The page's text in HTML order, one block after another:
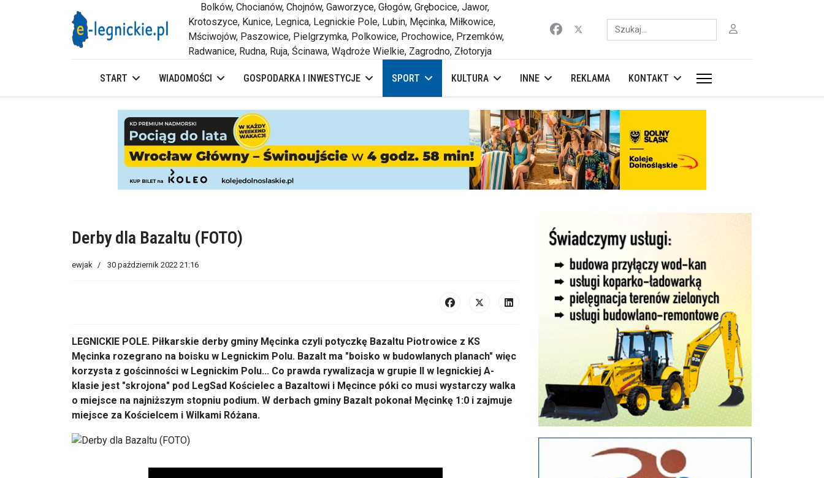
Bolków, Chocianów, Chojnów, Gaworzyce, Głogów, Grębocice, Jawor,
Krotoszyce, Kunice, Legnica, Legnickie Pole, Lubin, Męcinka, Miłkowice,
Mściwojów, Paszowice, Pielgrzymka, Polkowice, Prochowice, Przemków,
Radwanice, Rudna, Ruja, Ścinawa, Wądroże Wielkie, Zagrodno, Złotoryja
Szukaj
START WIADOMOŚCI GOSPODARKA I INWESTYCJE SPORT KULTURA INNE REKLAMA KONTAKT
Derby dla Bazaltu (FOTO)
ewjak 30 październik 2022 21:16
LEGNICKIE POLE. Piłkarskie derby gminy Męcinka czyli potyczkę Bazaltu Piotrowice z KS
Męcinka rozegrano na boisku w Legnickim Polu. Bazalt ma "boisko w budowlanych planach" więc
korzysta z gościnności w Legnickim Polu... Co prawda rywalizacja w grupie II w legnickiej A-
klasie jest "skrojona" pod LegSad Kościelec a Bazaltowi i Męcince póki co musi wystarczy walka
o miejsce na najniższym stopniu podium. W derbach gminy Bazalt pokonał Męcinkę 1:0 i zajmuje
miejsce za Kościelcem i Wilkami Różana.